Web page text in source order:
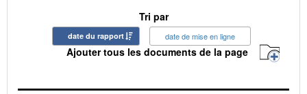
Tri par
date du rapport date de mise en ligne
Ajouter tous les documents de la page